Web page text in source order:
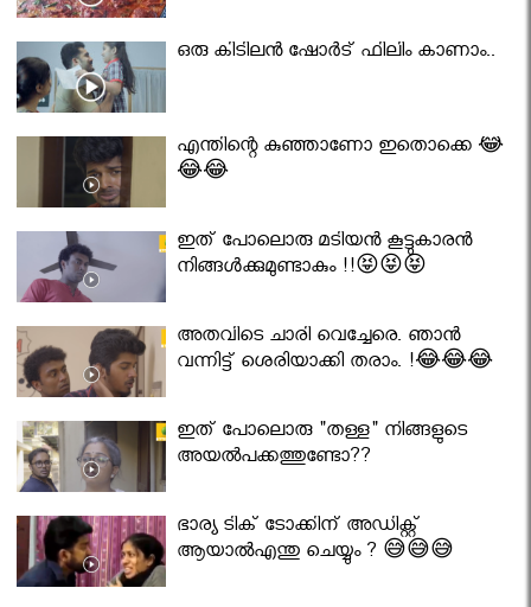
ഒരു കിടിലൻ ഷോർട് ഫിലിം കാണാം..
എന്തിന്റെ കുഞ്ഞാണോ ഇതൊക്കെ 😂
😂😂
ഇത് പോലൊരു മടിയൻ കൂട്ടുകാരൻ
നിങ്ങൾക്കുമുണ്ടാകും !!😝😝😝
അതവിടെ ചാരി വെച്ചേരെ. ഞാൻ
വന്നിട്ട് ശെരിയാക്കി തരാം. !😂😂😂
ഇത് പോലൊരു "തള്ള" നിങ്ങളുടെ
അയല്‍പക്കത്തുണ്ടോ??
ഭാര്യ ടിക് ടോക്കിന് അഡിക്റ്റ്
ആയാൽഎന്തു ചെയ്യും ? 😅😅😅